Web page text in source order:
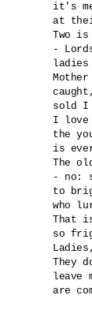
it's
at
Two
-
ladies
sold I
I love
the
is
The
- no:
to
who
That
so
They
leave
are